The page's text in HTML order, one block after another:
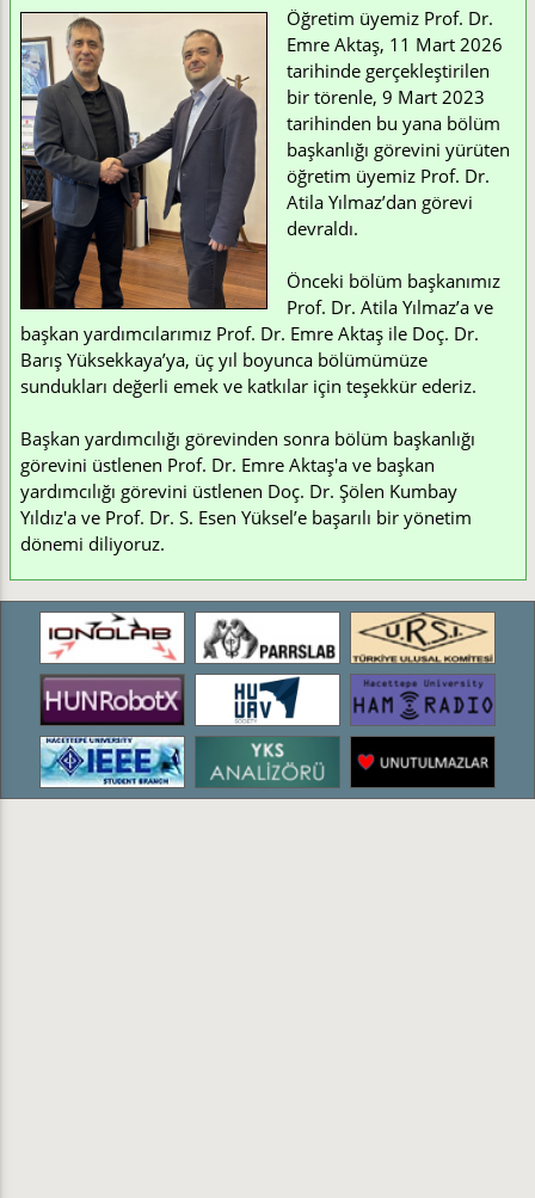
Öğretim üyemiz Prof. Dr.
Emre Aktaş, 11 Mart 2026
tarihinde gerçekleştirilen
bir törenle, 9 Mart 2023
tarihinden bu yana bölüm
başkanlığı görevini yürüten
öğretim üyemiz Prof. Dr.
Atila Yılmaz’dan görevi
devraldı.
Önceki bölüm başkanımız
Prof. Dr. Atila Yılmaz’a ve
başkan yardımcılarımız Prof. Dr. Emre Aktaş ile Doç. Dr.
Barış Yüksekkaya’ya, üç yıl boyunca bölümümüze
sundukları değerli emek ve katkılar için teşekkür ederiz.
Başkan yardımcılığı görevinden sonra bölüm başkanlığı
görevini üstlenen Prof. Dr. Emre Aktaş'a ve başkan
yardımcılığı görevini üstlenen Doç. Dr. Şölen Kumbay
Yıldız'a ve Prof. Dr. S. Esen Yüksel’e başarılı bir yönetim
dönemi diliyoruz.